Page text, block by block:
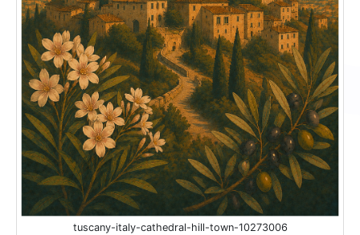
tuscany-italy-cathedral-hill-town-10273006